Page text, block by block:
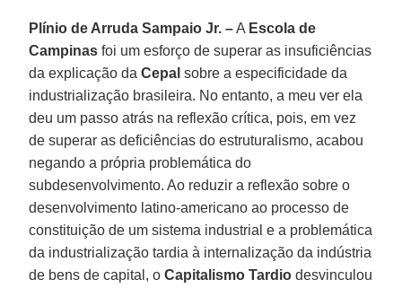
Plínio de Arruda Sampaio Jr. –A Escola de
Campinas foi um esforço de superar as insuficiências
da explicação daCepalsobre a especificidade da
industrialização brasileira. No entanto, a meu ver ela
deu um passo atrás na reflexão crítica, pois, em vez
de superar as deficiências do estruturalismo, acabou
negando a própria problemática do
subdesenvolvimento. Ao reduzir a reflexão sobre o
desenvolvimento latino-americano ao processo de
constituição de um sistema industrial e a problemática
da industrialização tardia à internalização da indústria
de bens de capital, oCapitalismo Tardio desvinculou